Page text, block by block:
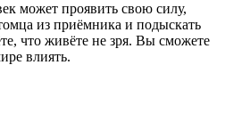
может проявить свою силу,
из приёмника и подыскать
что живёте не зря. Вы сможете
влиять.